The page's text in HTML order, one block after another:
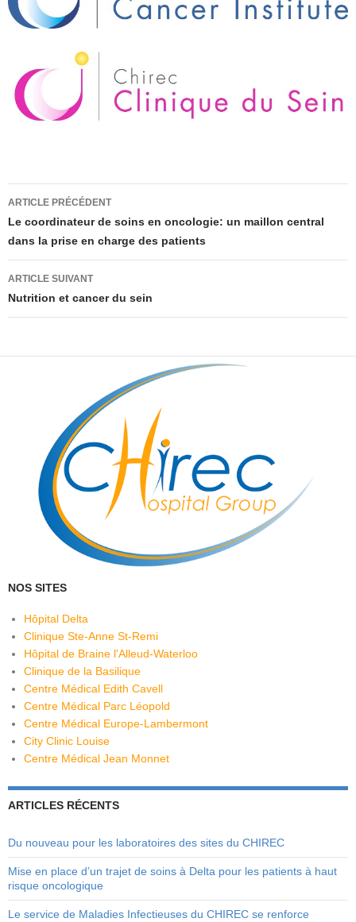
Navigation
des
articles
ARTICLE PRÉCÉDENT
Le coordinateur de soins en oncologie: un maillon central
dans la prise en charge des patients
ARTICLE SUIVANT
Nutrition et cancer du sein
NOS SITES
Hôpital Delta
Clinique Ste-Anne St-Remi
Hôpital de Braine l'Alleud-Waterloo
Clinique de la Basilique
Centre Médical Edith Cavell
Centre Médical Parc Léopold
Centre Médical Europe-Lambermont
City Clinic Louise
Centre Médical Jean Monnet
ARTICLES RÉCENTS
Du nouveau pour les laboratoires des sites du CHIREC
Mise en place d’un trajet de soins à Delta pour les patients à haut
risque oncologique
Le service de Maladies Infectieuses du CHIREC se renforce